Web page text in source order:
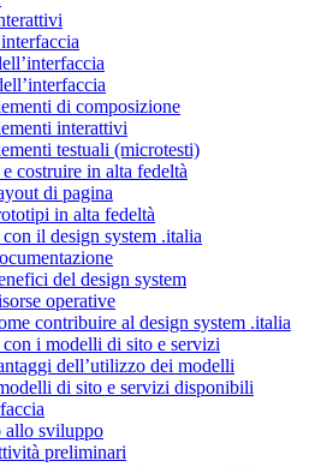
di composizione
interattivi
testuali (microtesti)
costruire in alta fedeltà
di pagina
in alta fedeltà
il design system .italia
del design system
operative
contribuire al design system .italia
con i modelli di sito e servizi
dell’utilizzo dei modelli
di sito e servizi disponibili
allo sviluppo
preliminari